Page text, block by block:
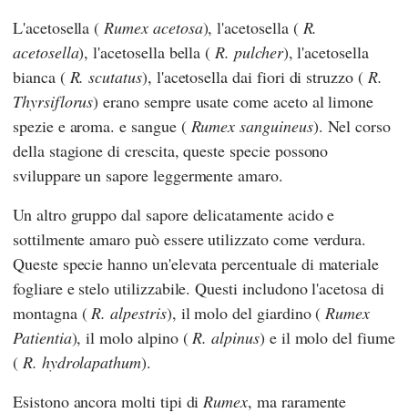
L'acetosella (Rumex acetosa), l'acetosella ( R.
acetosella), l'acetosella bella (R. pulcher), l'acetosella
bianca ( R. scutatus), l'acetosella dai fiori di struzzo ( R.
Thyrsiflorus) erano sempre usate come aceto al limone
spezie e aroma. e sangue ( Rumex sanguineus). Nel corso
della stagione di crescita, queste specie possono
sviluppare un sapore leggermente amaro.
Un altro gruppo dal sapore delicatamente acido e
sottilmente amaro può essere utilizzato come verdura.
Queste specie hanno un'elevata percentuale di materiale
fogliare e stelo utilizzabile. Questi includono l'acetosa di
montagna (R. alpestris), il molo del giardino (Rumex
Patientia), il molo alpino (R. alpinus) e il molo del fiume
( R. hydrolapathum).
Esistono ancora molti tipi diRumex, ma raramente